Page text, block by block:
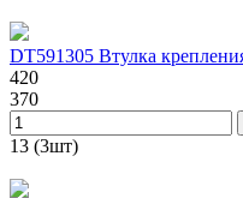
DT591305 Втулка
420
370
13 (3шт)